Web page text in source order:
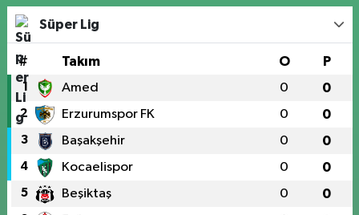
Süper Lig
# Takım O P
1 Amed 0 0
2 Erzurumspor FK 0 0
3 Başakşehir 0 0
4 Kocaelispor 0 0
5 Beşiktaş 0 0